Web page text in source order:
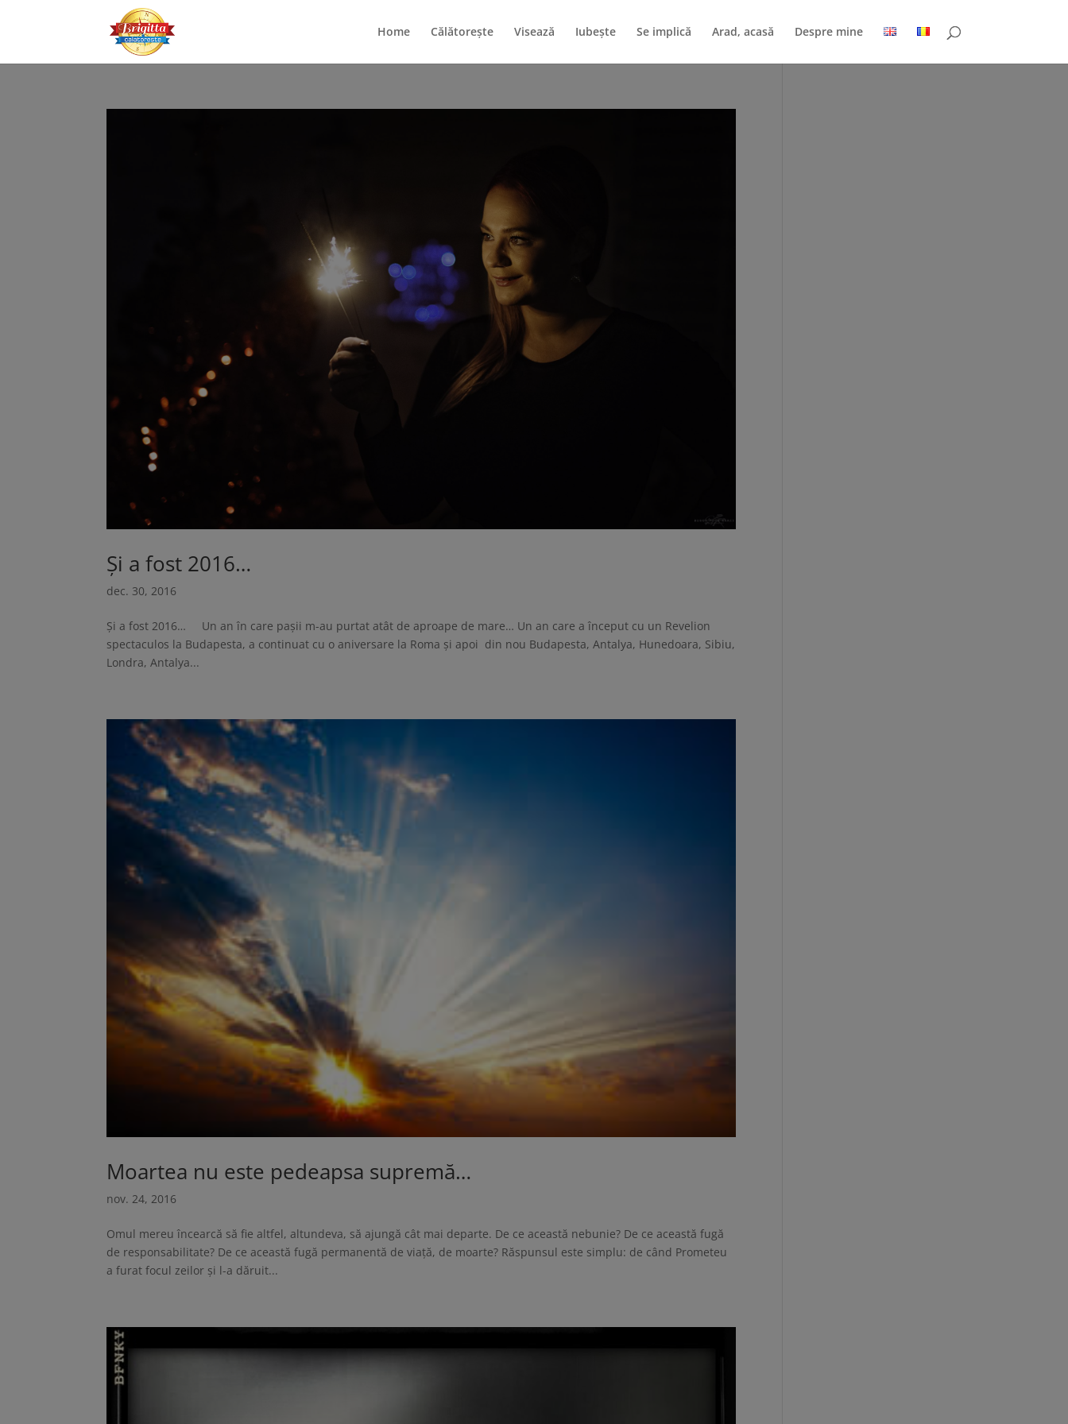
Home Călătorește Visează Iubește Se implică Arad, acasă Despre mine
Și a fost 2016…
dec. 30, 2016
Și a fost 2016… Un an în care paşii m-au purtat atât de aproape de mare… Un an care a început cu un Revelion
spectaculos la Budapesta, a continuat cu o aniversare la Roma şi apoi din nou Budapesta, Antalya, Hunedoara, Sibiu,
Londra, Antalya...
Moartea nu este pedeapsa supremă…
nov. 24, 2016
Omul mereu încearcă să fie altfel, altundeva, să ajungă cât mai departe. De ce această nebunie? De ce această fugă
de responsabilitate? De ce această fugă permanentă de viaţă, de moarte? Răspunsul este simplu: de când Prometeu
a furat focul zeilor şi l-a dăruit...